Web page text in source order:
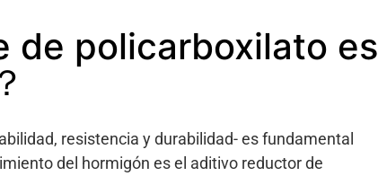
de policarboxilato es
resistencia y durabilidad- es fundamental
del hormigón es el aditivo reductor de